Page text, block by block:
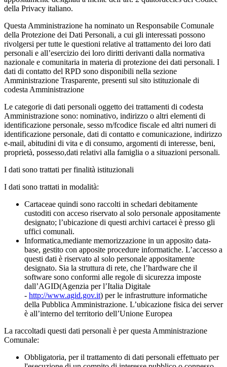
della Privacy italiano.
Questa Amministrazione ha nominato un Responsabile Comunale
della Protezione dei Dati Personali, a cui gli interessati possono
rivolgersi per tutte le questioni relative al trattamento dei loro dati
personali e all’esercizio dei loro diritti derivanti dalla normativa
nazionale e comunitaria in materia di protezione dei dati personali. I
dati di contatto del RPD sono disponibili nella sezione
Amministrazione Trasparente, presenti sul sito istituzionale di
codesta Amministrazione
Le categorie di dati personali oggetto dei trattamenti di codesta
Amministrazione sono: nominativo, indirizzo o altri elementi di
identificazione personale, sesso m/fcodice fiscale ed altri numeri di
identificazione personale, dati di contatto e comunicazione, indirizzo
e-mail, abitudini di vita e di consumo, argomenti di interesse, beni,
proprietà, possesso,dati relativi alla famiglia o a situazioni personali.
I dati sono trattati per finalità istituzionali
I dati sono trattati in modalità:
Cartaceae quindi sono raccolti in schedari debitamente
custoditi con acceso riservato al solo personale appositamente
designato; l’ubicazione di questi archivi cartacei è presso gli
uffici comunali.
Informatica,mediante memorizzazione in un apposito data-
base, gestito con apposite procedure informatiche. L’accesso a
questi dati è riservato al solo personale appositamente
designato. Sia la struttura di rete, che l’hardware che il
software sono conformi alle regole di sicurezza imposte
dall’AGID(Agenzia per l’Italia Digitale
- http://www.agid.gov.it) per le infrastrutture informatiche
della Pubblica Amministrazione. L’ubicazione fisica dei server
è all’interno del territorio dell’Unione Europea
La raccoltadi questi dati personali è per questa Amministrazione
Comunale:
Obbligatoria, per il trattamento di dati personali effettuato per